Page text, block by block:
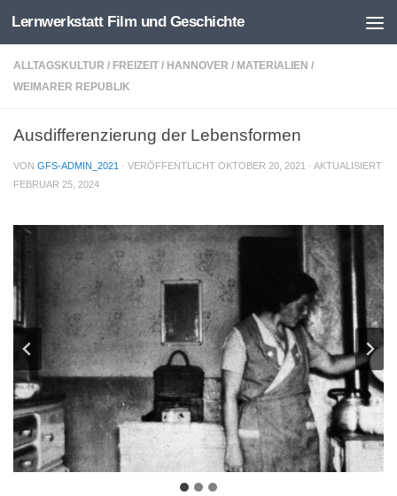
Zum Inhalt springen
Lernwerkstatt Film und Geschichte
ALLTAGSKULTUR / FREIZEIT / HANNOVER / MATERIALIEN /
WEIMARER REPUBLIK
Ausdifferenzierung der Lebensformen
VON GFS-ADMIN_2021 · VERÖFFENTLICHT OKTOBER 20, 2021 · AKTUALISIERT
FEBRUAR 25, 2024